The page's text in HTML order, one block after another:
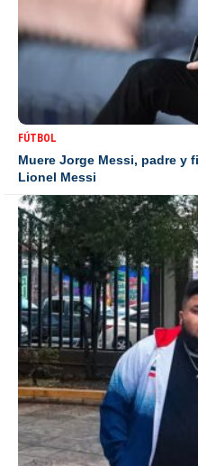
FÚTBOL
Muere Jorge Messi, padre y
Lionel Messi